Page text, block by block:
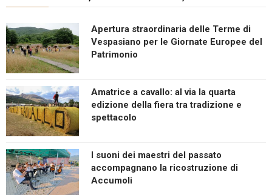
Apertura straordinaria delle Terme di
Vespasiano per le Giornate Europee del
Patrimonio
Amatrice a cavallo: al via la quarta
edizione della fiera tra tradizione e
spettacolo
I suoni dei maestri del passato
accompagnano la ricostruzione di
Accumoli